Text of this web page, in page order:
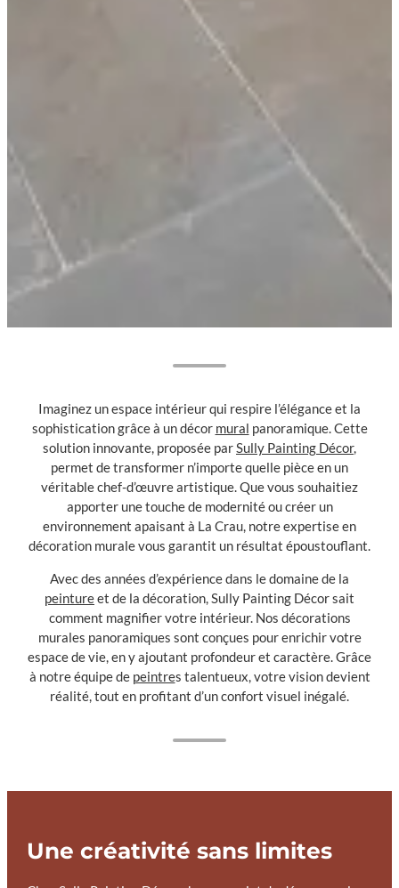
Imaginez un espace intérieur qui respire l’élégance et la
sophistication grâce à un décor mural panoramique. Cette
solution innovante, proposée parSully Painting Décor,
permet de transformer n’importe quelle pièce en un
véritable chef-d’œuvre artistique. Que vous souhaitiez
apporter une touche de modernité ou créer un
environnement apaisant à La Crau, notre expertise en
décoration murale vous garantit un résultat époustouflant.
Avec des années d’expérience dans le domaine de la
peintureet de la décoration, Sully Painting Décor sait
comment magnifier votre intérieur. Nos décorations
murales panoramiques sont conçues pour enrichir votre
espace de vie, en y ajoutant profondeur et caractère. Grâce
à notre équipe de peintres talentueux, votre vision devient
réalité, tout en profitant d’un confort visuel inégalé.
Une créativité sans limites